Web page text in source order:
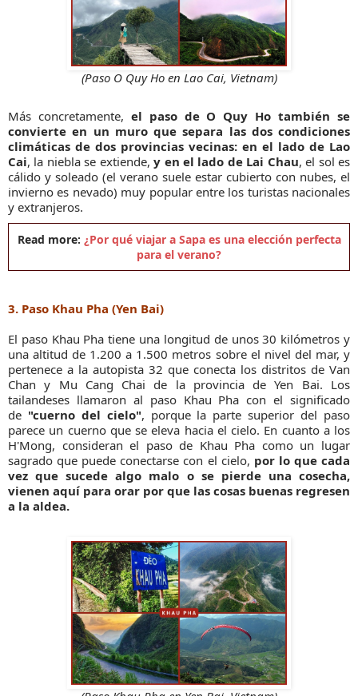
(Paso O Quy Ho en Lao Cai, Vietnam)
Más concretamente, el paso de O Quy Ho también se
convierte en un muro que separa las dos condiciones
climáticas de dos provincias vecinas: en el lado de Lao
Cai, la niebla se extiende,y en el lado de Lai Chau, el sol es
cálido y soleado (el verano suele estar cubierto con nubes, el
invierno es nevado) muy popular entre los turistas nacionales
y extranjeros.
Read more: ¿Por qué viajar a Sapa es una elección perfecta
para el verano?
3. Paso Khau Pha (Yen Bai)
El paso Khau Pha tiene una longitud de unos 30 kilómetros y
una altitud de 1.200 a 1.500 metros sobre el nivel del mar, y
pertenece a la autopista 32 que conecta los distritos de Van
Chan y Mu Cang Chai de la provincia de Yen Bai. Los
tailandeses llamaron al paso Khau Pha con el significado
de "cuerno del cielo", porque la parte superior del paso
parece un cuerno que se eleva hacia el cielo. En cuanto a los
H'Mong, consideran el paso de Khau Pha como un lugar
sagrado que puede conectarse con el cielo, por lo que cada
vez que sucede algo malo o se pierde una cosecha,
vienen aquí para orar por que las cosas buenas regresen
a la aldea.